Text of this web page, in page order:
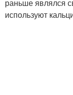
раньше являлся
используют